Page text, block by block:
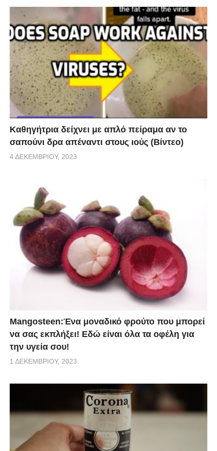
Καθηγήτρια δείχνει με απλό πείραμα αν το
σαπούνι δρα απέναντι στους ιούς (Βίντεο)
4 ΔΕΚΕΜΒΡΊΟΥ, 2023
Mangosteen:Ένα μοναδικό φρούτο που μπορεί
να σας εκπλήξει! Εδώ είναι όλα τα οφέλη για
την υγεία σου!
1 ΔΕΚΕΜΒΡΊΟΥ, 2023